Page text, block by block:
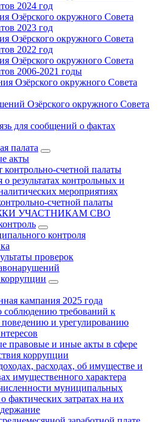
2024 год
Озёрского окружного Совета
2023 год
Озёрского окружного Совета
2022 год
Озёрского окружного Совета
2006-2021 годы
Озёрского окружного Совета
Озёрского окружного Совета
для сообщений о фактах
палата
акты
счетной палаты
результатах контрольных и
мероприятиях
счетной палаты
УЧАСТНИКАМ СВО
контроля
проверок
кампания 2025 года
соблюдению требований к
и урегулированию
правовые и иные акты в сфере
коррупции
расходах, об имуществе и
имущественного характера
муниципальных
фактических затратах на их